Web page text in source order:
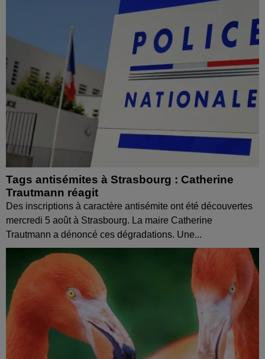
Tags antisémites à Strasbourg : Catherine
Trautmann réagit
Des inscriptions à caractère antisémite ont été découvertes
mercredi 5 août à Strasbourg. La maire Catherine
Trautmann a dénoncé ces dégradations. Une...